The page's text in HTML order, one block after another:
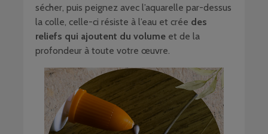
sécher, puis peignez avec l’aquarelle par-dessus
la colle, celle-ci résiste à l’eau et crée des
reliefs qui ajoutent du volume et de la
profondeur à toute votre œuvre.